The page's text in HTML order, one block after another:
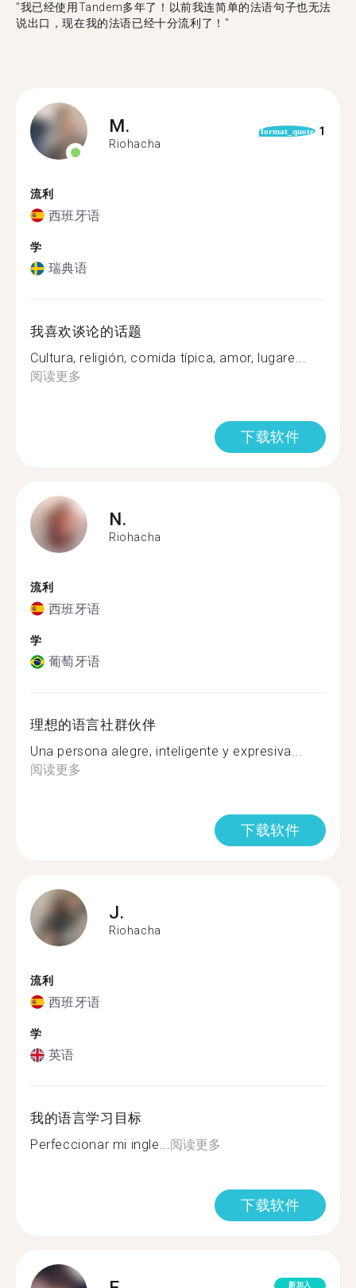
"​​我已经使用Tandem多年了！以前我连简单的法语句子也无法
说出口，现在我的法语已经十分流利了！"
M.
Riohacha
format_quote 1
流利
西班牙语
学
瑞典语
我喜欢谈论的话题
Cultura, religión, comida típica, amor, lugare...
阅读更多
下载软件
N.
Riohacha
流利
西班牙语
学
葡萄牙语
理想的语言社群伙伴
Una persona alegre, inteligente y expresiva...
阅读更多
下载软件
J.
Riohacha
流利
西班牙语
学
英语
我的语言学习目标
Perfeccionar mi ingle...阅读更多
下载软件
新加入